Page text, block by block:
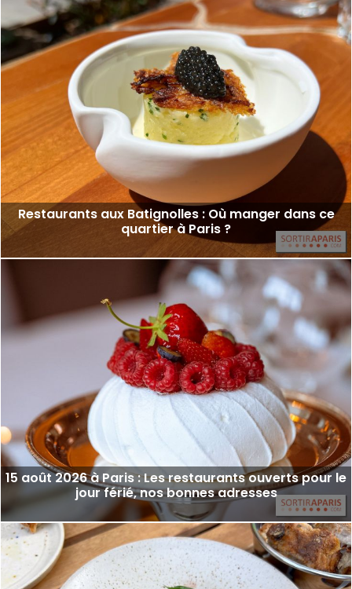
Restaurants aux Batignolles : Où manger dans ce
quartier à Paris ?
15 août 2026 à Paris : Les restaurants ouverts pour le
jour férié, nos bonnes adresses